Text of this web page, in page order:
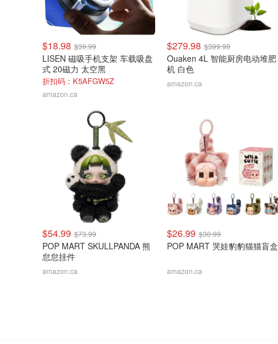
$18.98 $39.99
LISEN 磁吸手机支架 车载吸盘
式 20磁力 太空黑
折扣码：K5AFGW5Z
amazon.ca
$279.98 $399.99
Ouaken 4L 智能厨房电动堆肥
机 白色
amazon.ca
$54.99 $73.99
POP MART SKULLPANDA 熊
怠怠挂件
amazon.ca
$26.99 $30.99
POP MART 哭娃豹豹猫猫盲盒
amazon.ca